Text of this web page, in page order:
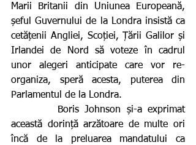
Marii Britanii din Uniunea Europeană,
șeful Guvernului de la Londra insistă ca
cetățenii Angliei, Scoției, Țării Galilor și
Irlandei de Nord să voteze în cadrul
unor alegeri anticipate care vor re-
organiza, speră acesta, puterea din
Parlamentul de la Londra.
această dorință arzătoare de multe ori
încă de la preluarea mandatului ca